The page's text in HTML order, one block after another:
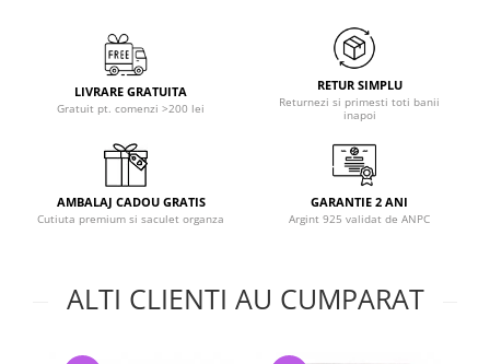
LIVRARE GRATUITA
Gratuit pt. comenzi >200 lei
RETUR SIMPLU
Returnezi si primesti toti banii
inapoi
AMBALAJ CADOU GRATIS
Cutiuta premium si saculet organza
GARANTIE 2 ANI
Argint 925 validat de ANPC
ALTI CLIENTI AU CUMPARAT